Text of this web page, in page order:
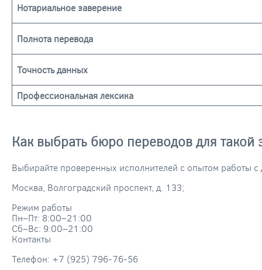
Нотариальное заверение
Полнота перевода
Точность данных
Профессиональная лексика
Как выбрать бюро переводов для такой
Выбирайте проверенных исполнителей с опытом работы
Москва, Волгоградский проспект, д. 133;
Режим работы
Пн–Пт: 8:00–21:00
Сб–Вс: 9:00–21:00
Контакты
Телефон: +7 (925) 796-76-56